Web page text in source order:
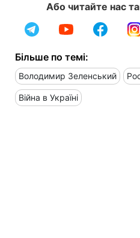
Або читайте нас
Більше по темі:
Володимир Зеленський
Війна в Україні